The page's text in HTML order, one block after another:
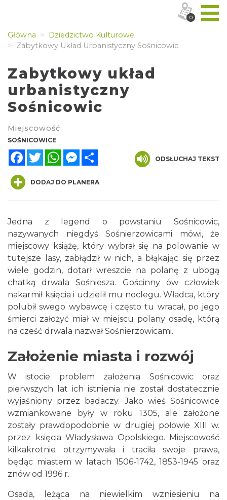
Główna
Dziedzictwo Kulturowe
Zabytkowy Układ Urbanistyczny Sośnicowic
Zabytkowy układ
urbanistyczny
Sośnicowic
Miejscowość:
SOŚNICOWICE
FacebookTwitterWhatsAppMessenger
ODSŁUCHAJ TEKST
DODAJ DO PLANERA
Jedna z legend o powstaniu Sośnicowic,
nazywanych niegdyś Sośnierzowicami mówi, że
miejscowy książę, który wybrał się na polowanie w
tutejsze lasy, zabłądził w nich, a błąkając się przez
wiele godzin, dotarł wreszcie na polanę z ubogą
chatką drwala Sośniesza. Gościnny ów człowiek
nakarmił księcia i udzielił mu noclegu. Władca, który
polubił swego wybawcę i często tu wracał, po jego
śmierci założyć miał w miejscu polany osadę, którą
na cześć drwala nazwał Sośnierzowicami.
Założenie miasta i rozwój
W istocie problem założenia Sośnicowic oraz
pierwszych lat ich istnienia nie został dostatecznie
wyjaśniony przez badaczy. Jako wieś Sośnicowice
wzmiankowane były w roku 1305, ale założone
zostały prawdopodobnie w drugiej połowie XIII w.
przez księcia Władysława Opolskiego. Miejscowość
kilkakrotnie otrzymywała i traciła swoje prawa,
będąc miastem w latach 1506-1742, 1853-1945 oraz
znów od 1996 r.
Osada, leżąca na niewielkim wzniesieniu na
0